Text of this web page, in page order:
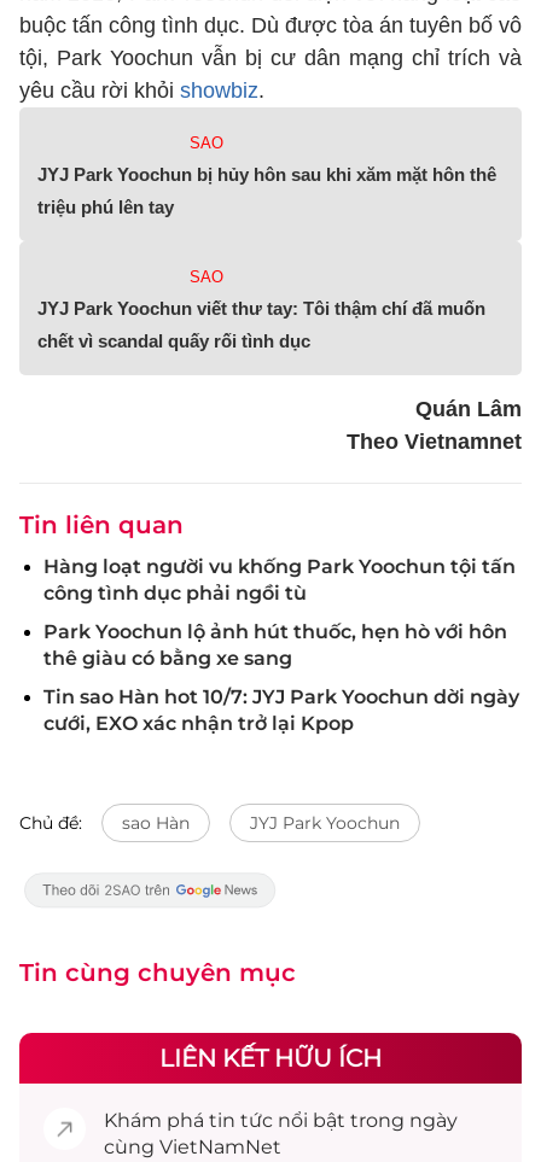
buộc tấn công tình dục. Dù được tòa án tuyên bố vô
tội, Park Yoochun vẫn bị cư dân mạng chỉ trích và
yêu cầu rời khỏi showbiz.
SAO
JYJ Park Yoochun bị hủy hôn sau khi xăm mặt hôn thê
triệu phú lên tay
SAO
JYJ Park Yoochun viết thư tay: Tôi thậm chí đã muốn
chết vì scandal quấy rối tình dục
Quán Lâm
Theo Vietnamnet
Tin liên quan
Hàng loạt người vu khống Park Yoochun tội tấn
công tình dục phải ngồi tù
Park Yoochun lộ ảnh hút thuốc, hẹn hò với hôn
thê giàu có bằng xe sang
Tin sao Hàn hot 10/7: JYJ Park Yoochun dời ngày
cưới, EXO xác nhận trở lại Kpop
Chủ đề: sao Hàn JYJ Park Yoochun
Tin cùng chuyên mục
LIÊN KẾT HỮU ÍCH
Khám phá tin tức nổi bật trong ngày
cùng VietNamNet